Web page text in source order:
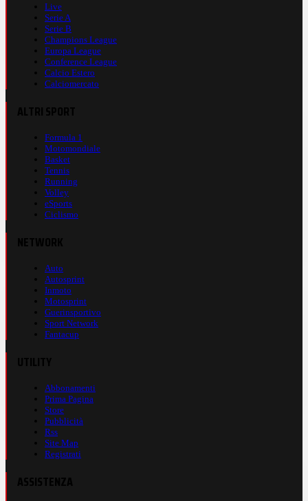
Live
Serie A
Serie B
Champions League
Europa League
Conference League
Calcio Estero
Calciomercato
Formula 1
Motomondiale
Basket
Tennis
Running
Volley
eSports
Ciclismo
Auto
Autosprint
Inmoto
Motosprint
Guerinsportivo
Sport Network
Fantacup
Abbonamenti
Prima Pagina
Store
Pubblicità
Rss
Site Map
Registrati